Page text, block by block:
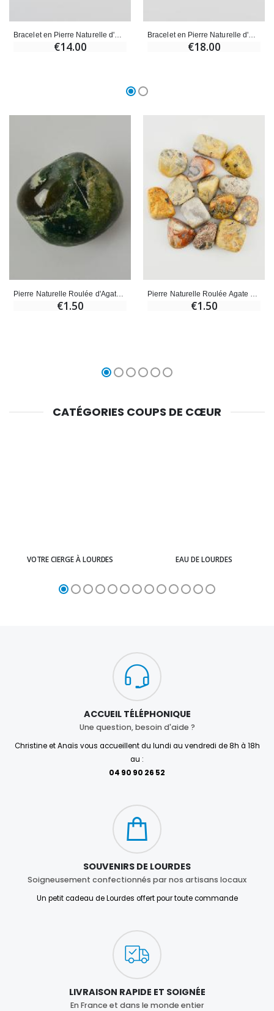
€14.00 €18.00
Pierre Naturelle Roulée d'Agate Indienne - 2cm
€1.50 €1.50
CATÉGORIES COUPS DE CŒUR
VOTRE CIERGE À LOURDES EAU DE LOURDES
ACCUEIL TÉLÉPHONIQUE
Une question, besoin d'aide ?
Christine et Anaïs vous accueillent du lundi au vendredi de 8h à 18h
au :
04 90 90 26 52
SOUVENIRS DE LOURDES
Soigneusement confectionnés par nos artisans locaux
Un petit cadeau de Lourdes offert pour toute commande
LIVRAISON RAPIDE ET SOIGNÉE
En France et dans le monde entier